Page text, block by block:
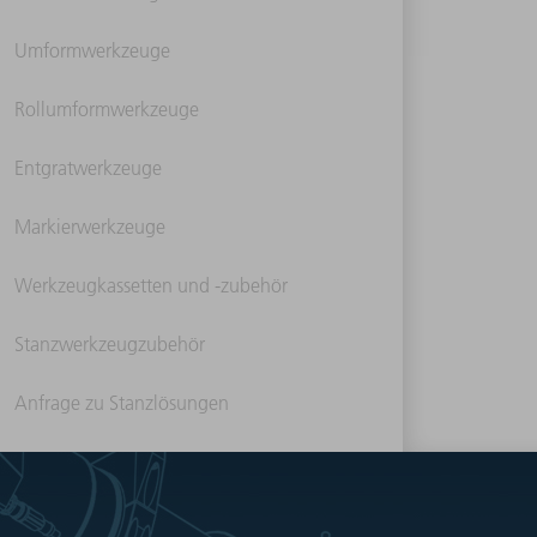
Umformwerkzeuge
Rollumformwerkzeuge
Entgratwerkzeuge
Markierwerkzeuge
Werkzeugkassetten und -zubehör
Stanzwerkzeugzubehör
Anfrage zu Stanzlösungen